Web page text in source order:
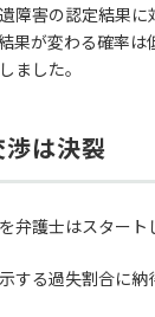
障害の認定結果に
果が変わる確率は
ました。
は決裂
弁護士はスタート
する過失割合に納